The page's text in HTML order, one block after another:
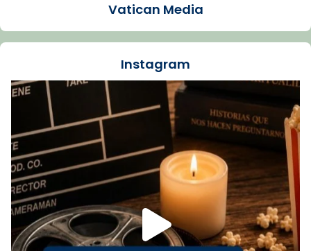
La Carmina va patir depressió. Fa gairebé
dos mesos, a l'Estadi Lluís Companys, la
Recupera l'entrevista comp
Vatican
tican News 👇
www.vaticannews.va/es/iglesia/news/2026-
07/carmina-historia-depresion-papa-viaje-
espana-testimoni...
Foto
View on Facebook · Share
Vatican Media
Instagram